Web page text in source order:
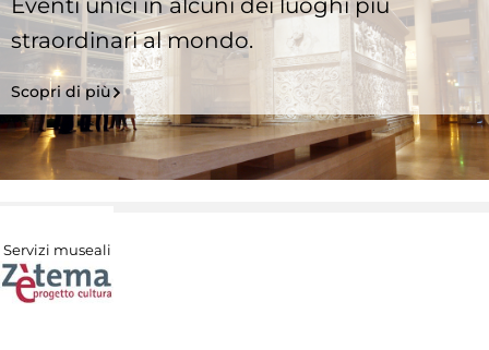
Eventi unici in alcuni dei luoghi più
straordinari al mondo.
Scopri di più
Servizi museali